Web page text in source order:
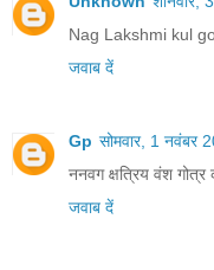
Nag Lakshmi kul
जवाब दें
Gp सोमवार, 1
ननवग क्षत्रिय वंश
जवाब दें